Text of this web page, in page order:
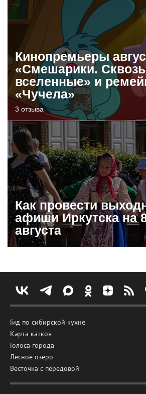
Кинопремьеры
«Смешарики. Сквозь
вселенные» и
«Чучела»
3 отзыва
Как провести
афиши Иркутска на
августа
Гид по сибирской кухне
Карта катков
Голоса города
Лесное озеро
Весточка с передовой